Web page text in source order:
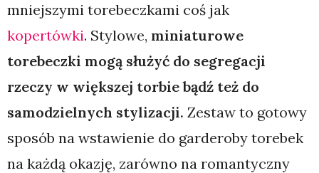
mniejszymi torebeczkami coś jak
kopertówki. Stylowe, miniaturowe
torebeczki mogą służyć do segregacji
rzeczy w większej torbie bądź też do
samodzielnych stylizacji. Zestaw to gotowy
sposób na wstawienie do garderoby torebek
na każdą okazję, zarówno na romantyczny